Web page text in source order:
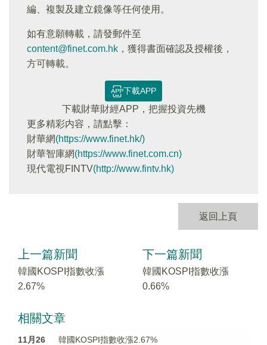
編、複製及建立鏡像等任何使用。
如有意願轉載，請發郵件至
content@finet.com.hk ，獲得書面確認及授權後，
方可轉載。
下載APP
下載財華財經APP，把握投資先機
更多精彩内容，請點擊：
財華網(https://www.finet.hk/)
財華智庫網(https://www.finet.com.cn)
現代電視FINTV(http://www.fintv.hk)
返回上頁
上一篇新聞
韓國KOSPI指數收漲
2.67%
下一篇新聞
韓國KOSPI指數收漲
0.66%
相關文章
11月26
韓國KOSPI指數收漲2.67%